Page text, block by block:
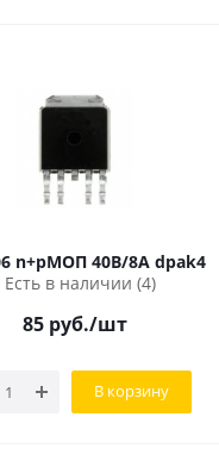
AOD606 n+pМОП 40В/8А dpak4
Есть в наличии (4)
85 руб./шт
В корзину